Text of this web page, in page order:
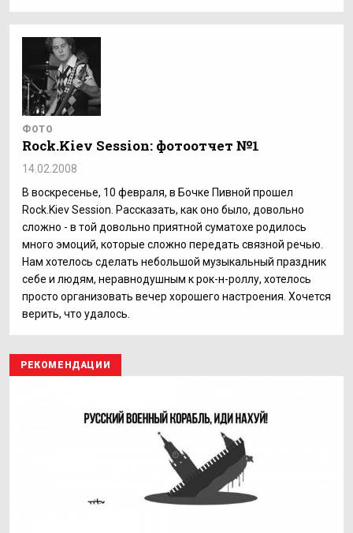
ФОТО
Rock.Kiev Session: фотоотчет №1
14.02.2008
В воскресенье, 10 февраля, в Бочке Пивной прошел
Rock.Kiev Session. Рассказать, как оно было, довольно
сложно - в той довольно приятной суматохе родилось
много эмоций, которые сложно передать связной речью.
Нам хотелось сделать небольшой музыкальный праздник
себе и людям, неравнодушным к рок-н-роллу, хотелось
просто организовать вечер хорошего настроения. Хочется
верить, что удалось.
РЕКОМЕНДАЦИИ